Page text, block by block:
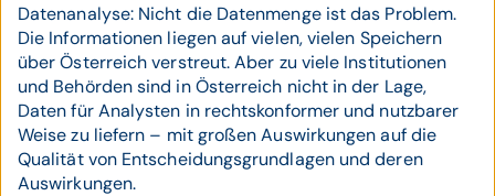
Datenanalyse: Nicht die Datenmenge ist das Problem.
Die Informationen liegen auf vielen, vielen Speichern
über Österreich verstreut. Aber zu viele Institutionen
und Behörden sind in Österreich nicht in der Lage,
Daten für Analysten in rechtskonformer und nutzbarer
Weise zu liefern – mit großen Auswirkungen auf die
Qualität von Entscheidungsgrundlagen und deren
Auswirkungen.